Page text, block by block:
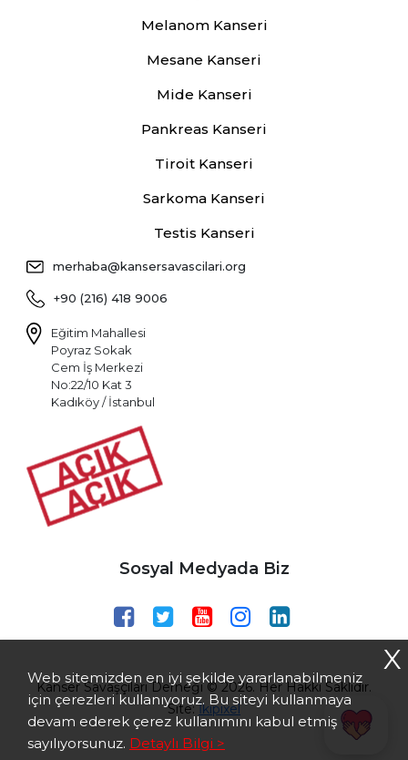
Melanom Kanseri
Mesane Kanseri
Mide Kanseri
Pankreas Kanseri
Tiroit Kanseri
Sarkoma Kanseri
Testis Kanseri
merhaba@kansersavascilari.org
+90 (216) 418 9006
Eğitim Mahallesi
Poyraz Sokak
Cem İş Merkezi
No:22/10 Kat 3
Kadıköy / İstanbul
Sosyal Medyada Biz
Kanser Savaşçıları Derneği © 2026. Her Hakkı Saklıdır.
Site:İkipixel
Web sitemizden en iyi şekilde yararlanabilmeniz
için çerezleri kullanıyoruz. Bu siteyi kullanmaya
devam ederek çerez kullanımını kabul etmiş
sayılıyorsunuz. Detaylı Bilgi >
X